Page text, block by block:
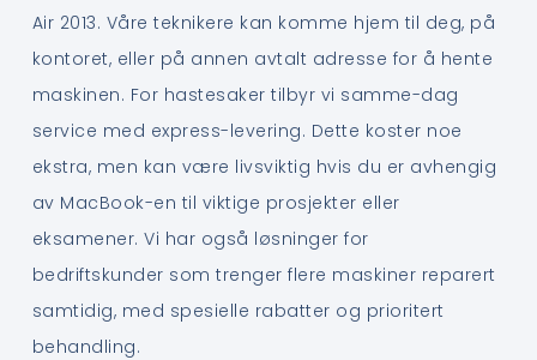
Air 2013. Våre teknikere kan komme hjem til deg, på
kontoret, eller på annen avtalt adresse for å hente
maskinen. For hastesaker tilbyr vi samme-dag
service med express-levering. Dette koster noe
ekstra, men kan være livsviktig hvis du er avhengig
av MacBook-en til viktige prosjekter eller
eksamener. Vi har også løsninger for
bedriftskunder som trenger flere maskiner reparert
samtidig, med spesielle rabatter og prioritert
behandling.